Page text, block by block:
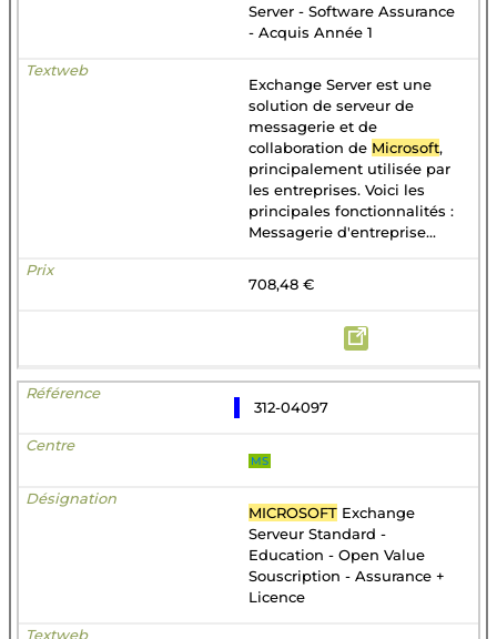
Server - Software Assurance
- Acquis Année 1
Exchange Server est une
solution de serveur de
messagerie et de
collaboration de Microsoft,
principalement utilisée par
les entreprises. Voici les
principales fonctionnalités :
Messagerie d'entreprise...
708,48 €
312-04097
MS
MICROSOFT Exchange
Serveur Standard -
Education - Open Value
Souscription - Assurance +
Licence